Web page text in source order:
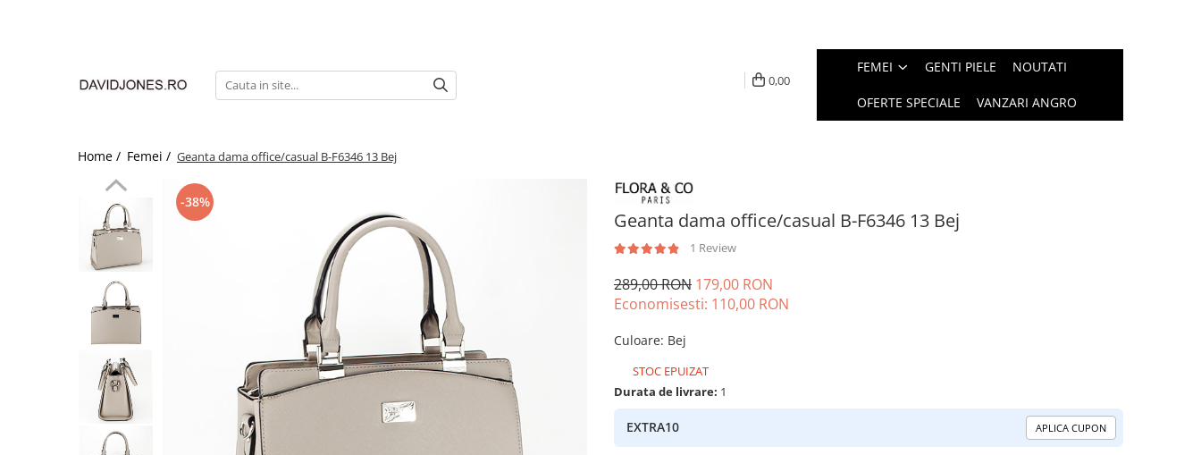
Camasi si topuri
Cizme si botine
Mocasini si balerini
0,00
FEMEI GENTI PIELE NOUTATI
OFERTE SPECIALE VANZARI ANGRO
Home / Femei / Geanta dama office/casual B-F6346 13 Bej
Geanta dama office/casual B-F6346 13 Bej
1 Review
-38%
289,00 RON 179,00 RON
Economisesti: 110,00 RON
Culoare: Bej
STOC EPUIZAT
Durata de livrare: 1
EXTRA10 APLICA CUPON